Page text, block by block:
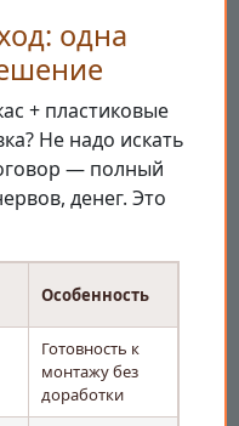
одна
+ пластиковые
Не надо искать
— полный
денег. Это
Особенность
Готовность к
монтажу без
доработки